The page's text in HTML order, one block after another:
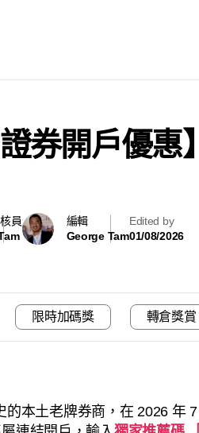
證券開戶優
員
編輯
George Tam
Edited by
01/08/2026
限時加碼獎 轉倉獎賞
本土老牌券商，在 2026 年